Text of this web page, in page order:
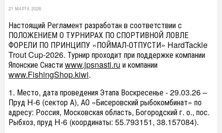
21 МАРТА 2026
Настоящий Регламент разработан в соответствии с
ПОЛОЖЕНИЕМ О ТУРНИРАХ ПО СПОРТИВНОЙ ЛОВЛЕ
ФОРЕЛИ ПО ПРИНЦИПУ «ПОЙМАЛ-ОТПУСТИ» HardTackle
Trout Cup-2026. Турнир проходит при поддержке компании
Японские Снастиwww.jpsnasti.ru и компании
www.FishingShop.kiwi.
1. Место, дата проведения Этапа Воскресенье - 29.03.26 –
Пруд H-6 (сектор А), АО «Бисеровский рыбокомбинат» по
адресу: Россия, Московская область, Богородский г. о., пос.
Рыбхоз, пруд H-6 (координаты: 55.793151, 38.157084).